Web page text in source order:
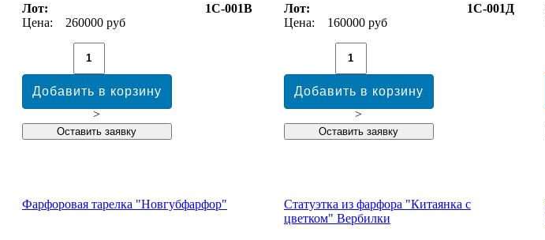
Лот:
1С-001В
Цена:
260000 руб
>
Лот:
1С-001Д
Цена:
160000 руб
>
Фарфоровая тарелка "Новгубфарфор"
Статуэтка из фарфора "Китаянка с
цветком" Вербилки